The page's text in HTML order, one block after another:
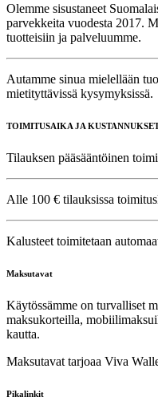
Olemme sisustaneet
parvekkeita vuodesta 2017.
tuotteisiin ja palveluumme.
Autamme sinua mielellään
mietityttävissä kysymyksissä.
TOIMITUSAIKA JA
Tilauksen pääsääntöinen
Alle 100 € tilauksissa
Kalusteet toimitetaan
Maksutavat
Käytössämme on turvalliset
maksukorteilla,
kautta.
Maksutavat tarjoaa Viva
Pikalinkit